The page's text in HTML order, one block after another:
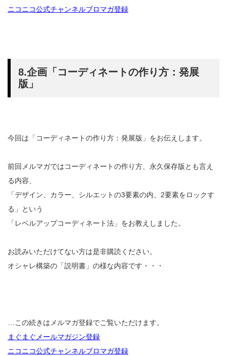
ニコニコ公式チャンネルブロマガ登録
8.企画「コーディネートの作り方：発展
版」
今回は「コーディネートの作り方：発展版」をお伝えします。
前回メルマガではコーディネートの作り方、永久保存版とも言え
る内容、
「デザイン、カラー、シルエットの3要素の内、2要素をロックす
る」という
「レベルアップコーディネート法」をお教えしました。
お読みいただけてない方は是非購読ください。
オシャレ構築の「説明書」の様な内容です・・・
…この続きはメルマガ登録でご覧いただけます。
まぐまぐメールマガジン登録
ニコニコ公式チャンネルブロマガ登録